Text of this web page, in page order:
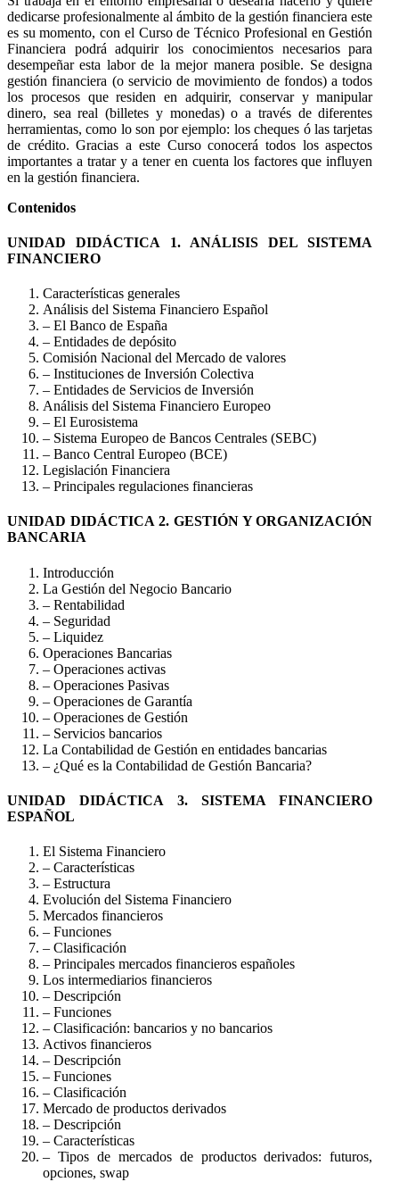
dedicarse profesionalmente al ámbito de la gestión financiera este
es su momento, con el Curso de Técnico Profesional en Gestión
Financiera podrá adquirir los conocimientos necesarios para
desempeñar esta labor de la mejor manera posible. Se designa
gestión financiera (o servicio de movimiento de fondos) a todos
los procesos que residen en adquirir, conservar y manipular
dinero, sea real (billetes y monedas) o a través de diferentes
herramientas, como lo son por ejemplo: los cheques ó las tarjetas
de crédito. Gracias a este Curso conocerá todos los aspectos
importantes a tratar y a tener en cuenta los factores que influyen
en la gestión financiera.
Contenidos
UNIDAD DIDÁCTICA 1. ANÁLISIS DEL SISTEMA
FINANCIERO
Características generales
Análisis del Sistema Financiero Español
– El Banco de España
– Entidades de depósito
Comisión Nacional del Mercado de valores
– Instituciones de Inversión Colectiva
– Entidades de Servicios de Inversión
Análisis del Sistema Financiero Europeo
– El Eurosistema
– Sistema Europeo de Bancos Centrales (SEBC)
– Banco Central Europeo (BCE)
Legislación Financiera
– Principales regulaciones financieras
UNIDAD DIDÁCTICA 2. GESTIÓN Y ORGANIZACIÓN
BANCARIA
Introducción
La Gestión del Negocio Bancario
– Rentabilidad
– Seguridad
– Liquidez
Operaciones Bancarias
– Operaciones activas
– Operaciones Pasivas
– Operaciones de Garantía
– Operaciones de Gestión
– Servicios bancarios
La Contabilidad de Gestión en entidades bancarias
– ¿Qué es la Contabilidad de Gestión Bancaria?
UNIDAD DIDÁCTICA 3. SISTEMA FINANCIERO
ESPAÑOL
El Sistema Financiero
– Características
– Estructura
Evolución del Sistema Financiero
Mercados financieros
– Funciones
– Clasificación
– Principales mercados financieros españoles
Los intermediarios financieros
– Descripción
– Funciones
– Clasificación: bancarios y no bancarios
Activos financieros
– Descripción
– Funciones
– Clasificación
Mercado de productos derivados
– Descripción
– Características
– Tipos de mercados de productos derivados: futuros,
opciones, swap